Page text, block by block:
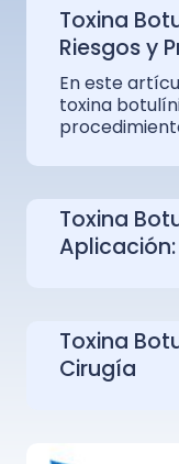
Toxina
Riesgos y
En este
toxina
Toxina
Toxina
Cirugía